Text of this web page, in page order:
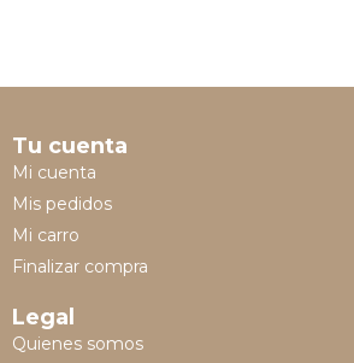
Tu cuenta
Mi cuenta
Mis pedidos
Mi carro
Finalizar compra
Legal
Quienes somos